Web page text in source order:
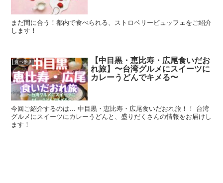
まだ間に合う！都内で食べられる、ストロベリービュッフェをご紹介
します！
食べ歩き
【中目黒・恵比寿・広尾食いだお
れ旅】〜台湾グルメにスイーツに
カレーうどんでキメる〜
今回ご紹介するのは… 中目黒・恵比寿・広尾食いだおれ旅！！ 台湾
グルメにスイーツにカレーうどんと、盛りだくさんの情報をお届けし
ます！